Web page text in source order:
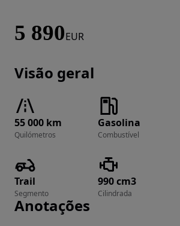
5 890EUR
Visão geral
55 000 km
Quilómetros
Gasolina
Combustível
Trail
Segmento
990 cm3
Cilindrada
Anotações